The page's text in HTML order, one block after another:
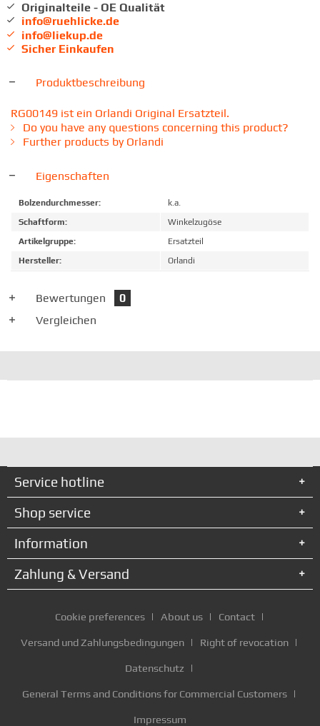
Originalteile - OE Qualität
info@ruehlicke.de
info@liekup.de
Sicher Einkaufen
Produktbeschreibung
RG00149 ist ein Orlandi Original Ersatzteil.
Do you have any questions concerning this product?
Further products by Orlandi
Eigenschaften
Bolzendurchmesser:
k.a.
Schaftform:
Winkelzugöse
Artikelgruppe:
Ersatzteil
Hersteller:
Orlandi
Bewertungen
0
Vergleichen
Service hotline
Shop service
Information
Zahlung & Versand
Cookie preferences About us Contact
Versand und Zahlungsbedingungen Right of revocation
Datenschutz
General Terms and Conditions for Commercial Customers
Impressum